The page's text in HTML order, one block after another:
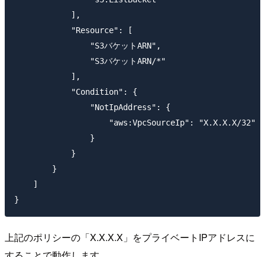
            ],
            "Resource": [
                "S3バケットARN",
                "S3バケットARN/*"
            ],
            "Condition": {
                "NotIpAddress": {
                    "aws:VpcSourceIp": "X.X.X.X/32"
                }
            }
        }
    ]
上記のポリシーの「X.X.X.X」をプライベートIPアドレスに